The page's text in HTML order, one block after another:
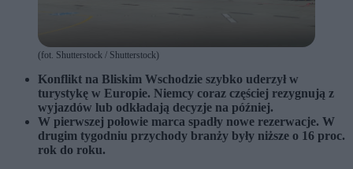
(fot. Shutterstock / Shutterstock)
Konflikt na Bliskim Wschodzie szybko uderzył w
turystykę w Europie. Niemcy coraz częściej rezygnują z
wyjazdów lub odkładają decyzje na później.
W pierwszej połowie marca spadły nowe rezerwacje. W
drugim tygodniu przychody branży były niższe o 16 proc.
rok do roku.